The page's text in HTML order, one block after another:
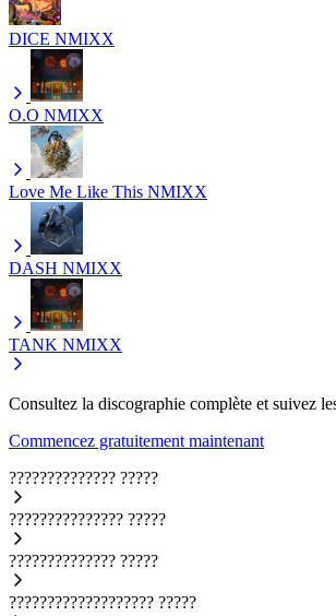
DICE NMIXX
O.O NMIXX
Love Me Like This NMIXX
DASH NMIXX
TANK NMIXX
Consultez la discographie complète et suivez
Commencez gratuitement maintenant
?????????????? ?????
??????????????? ?????
?????????????? ?????
??????????????????? ?????